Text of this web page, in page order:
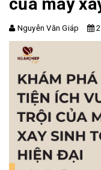
Nguyễn Văn Giáp